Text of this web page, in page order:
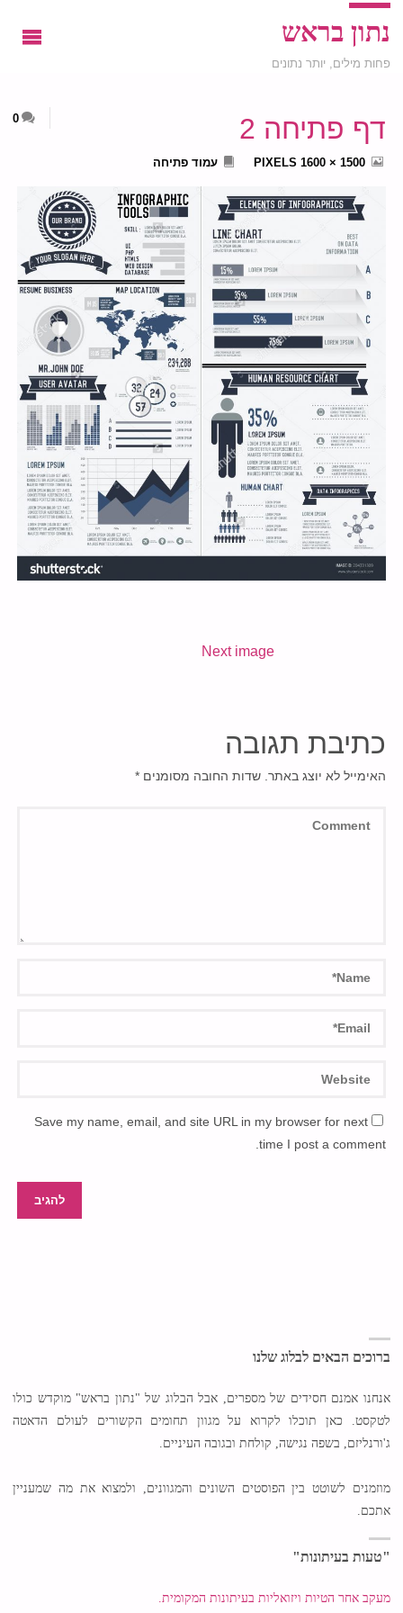
נתון בראש
פחות מילים, יותר נתונים
דף פתיחה 2 0
FULL
1500 × 1600
PIXELS עמוד פתיחה
Next image
כתיבת תגובה
האימייל לא יוצג באתר. שדות החובה מסומנים *
Save my name, email, and site URL in my browser for next
time I post a comment.
ברוכים הבאים לבלוג שלנו
אנחנו אמנם חסידים של מספרים, אבל הבלוג של "נתון בראש" מוקדש כולו
לטקסט. כאן תוכלו לקרוא על מגוון תחומים הקשורים לעולם הדאטה
ג'ורנליזם, בשפה נגישה, קולחת ובגובה העיניים.
מוזמנים לשוטט בין הפוסטים השונים והמגוונים, ולמצוא את מה שמעניין
אתכם.
"טעות בעיתונות"
מעקב אחר הטיות ויזואליות בעיתונות המקומית.